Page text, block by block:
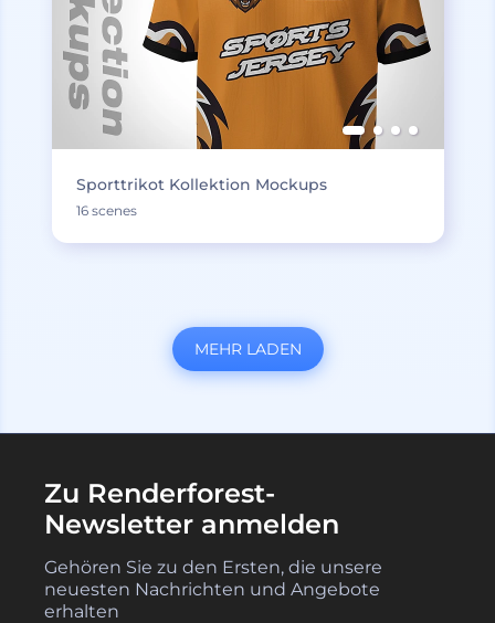
Sporttrikot Kollektion Mockups
16 scenes
MEHR LADEN
Zu Renderforest-
Newsletter anmelden
Gehören Sie zu den Ersten, die unsere
neuesten Nachrichten und Angebote
erhalten